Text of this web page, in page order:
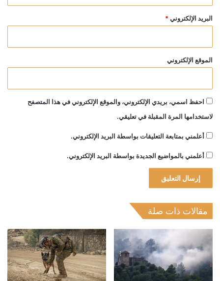
البريد الإلكتروني *
الموقع الإلكتروني
احفظ اسمي، بريدي الإلكتروني، والموقع الإلكتروني في هذا المتصفح
لاستخدامها المرة المقبلة في تعليقي.
أعلمني بمتابعة التعليقات بواسطة البريد الإلكتروني.
أعلمني بالمواضيع الجديدة بواسطة البريد الإلكتروني.
مقالات ذات صلة